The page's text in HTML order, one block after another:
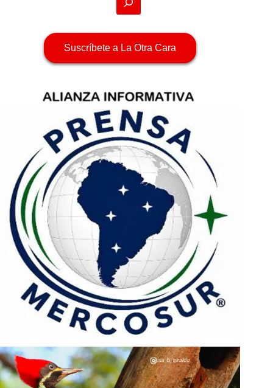
Suscríbete a La Otra Cara